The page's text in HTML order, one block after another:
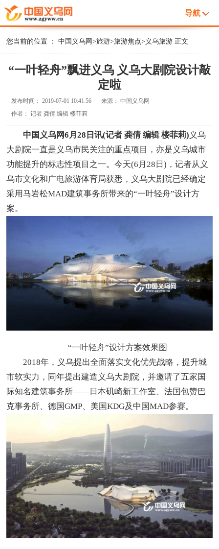
导航
您当前的位置 ：中国义乌网>旅游>旅游焦点> 义乌旅游 正文
“一叶轻舟”飘进义乌 义乌大剧院设计敲
定啦
发布时间：2019-07-01 10:41:56 来源：中国义乌网
作者：记者 龚倩 编辑 楼菲莉
中国义乌网6月28日讯(记者 龚倩 编辑 楼菲莉) 义乌
大剧院一直是义乌市民关注的重点项目，亦是义乌城市
功能提升的标志性项目之一。今天(6月28日)，记者从义
乌市文化和广电旅游体育局获悉，义乌大剧院已经确定
采用马岩松MAD建筑事务所带来的“一叶轻舟”设计方
案。
“一叶轻舟”设计方案效果图
2018年，义乌提出全面落实文化优先战略，提升城
市软实力，同年提出建造义乌大剧院，并邀请了五家国
际知名建筑事务所——日本矶崎新工作室、法国包赞巴
克事务所、德国GMP、美国KDG及中国MAD参赛。